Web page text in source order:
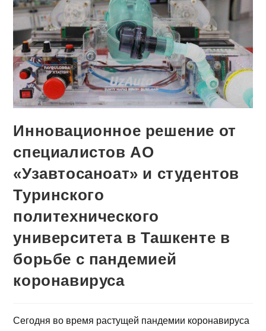
Инновационное решение от
специалистов АО
«Узавтосаноат» и студентов
Туринского
политехнического
университета в Ташкенте в
борьбе с пандемией
коронавируса
Сегодня во время растущей пандемии коронавируса